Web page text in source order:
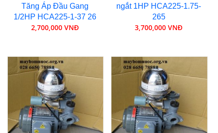
Tăng Áp Đầu Gang
1/2HP HCA225-1-37 26
2,700,000 VNĐ
ngắt 1HP HCA225-1.75-
265
3,700,000 VNĐ